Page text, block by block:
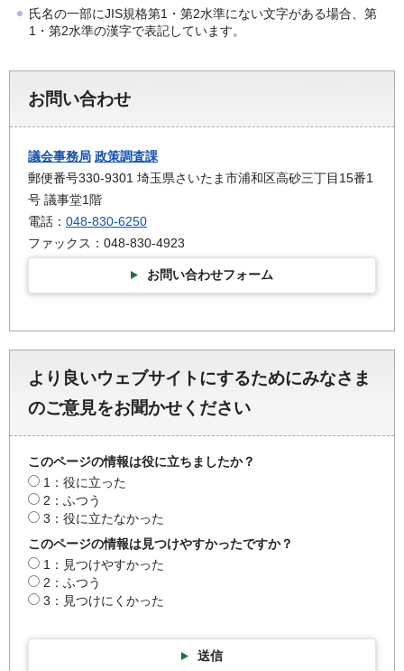
氏名の一部にJIS規格第1・第2水準にない文字がある場合、第
1・第2水準の漢字で表記しています。
お問い合わせ
議会事務局 政策調査課
郵便番号330-9301 埼玉県さいたま市浦和区高砂三丁目15番1
号 議事堂1階
電話： 048-830-6250
ファックス：048-830-4923
お問い合わせフォーム
より良いウェブサイトにするためにみなさま
のご意見をお聞かせください
このページの情報は役に立ちましたか？
1：役に立った
2：ふつう
3：役に立たなかった
このページの情報は見つけやすかったですか？
1：見つけやすかった
2：ふつう
3：見つけにくかった
送信